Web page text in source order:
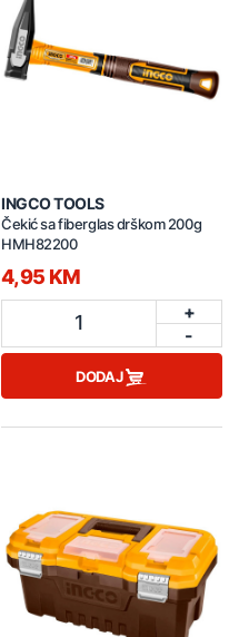
INGCO TOOLS
Čekić sa fiberglas drškom 200g
HMH82200
4,95 KM
1
+
-
DODAJ